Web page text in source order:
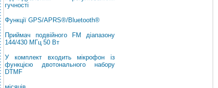
гучності
Функції GPS/APRS®/Bluetooth®
Приймач подвійного FM діапазону
144/430 МГц 50 Вт
У комплект входить мікрофон із
функцією двотонального набору
DTMF